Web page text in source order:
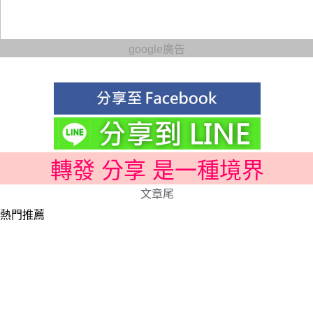
google廣告
轉發 分享 是一種境界
文章尾
熱門推薦